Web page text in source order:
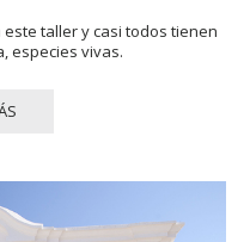
taller y casi todos tienen
especies vivas.